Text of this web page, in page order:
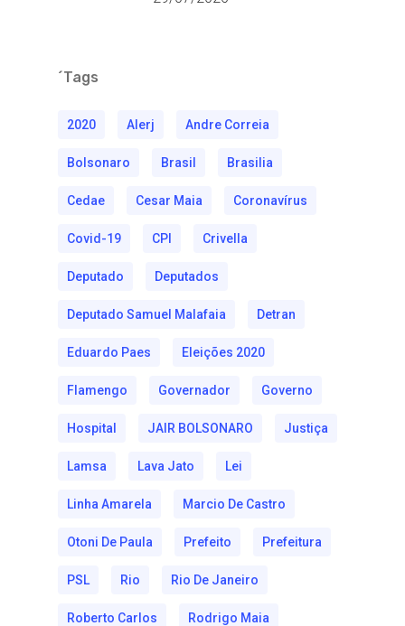
´Tags
2020 Alerj Andre Correia
Bolsonaro Brasil Brasilia
Cedae Cesar Maia Coronavírus
Covid-19 CPI Crivella
Deputado Deputados
Deputado Samuel Malafaia Detran
Eduardo Paes Eleições 2020
Flamengo Governador Governo
Hospital JAIR BOLSONARO Justiça
Lamsa Lava Jato Lei
Linha Amarela Marcio De Castro
Otoni De Paula Prefeito Prefeitura
PSL Rio Rio De Janeiro
Roberto Carlos Rodrigo Maia